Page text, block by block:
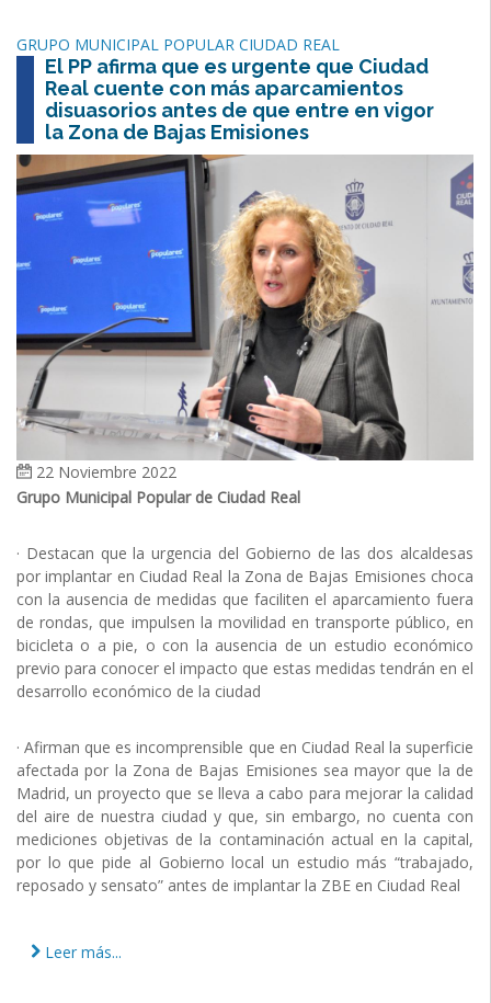
GRUPO MUNICIPAL POPULAR CIUDAD REAL
El PP afirma que es urgente que Ciudad
Real cuente con más aparcamientos
disuasorios antes de que entre en vigor
la Zona de Bajas Emisiones
22 Noviembre 2022
Grupo Municipal Popular de Ciudad Real
· Destacan que la urgencia del Gobierno de las dos alcaldesas
por implantar en Ciudad Real la Zona de Bajas Emisiones choca
con la ausencia de medidas que faciliten el aparcamiento fuera
de rondas, que impulsen la movilidad en transporte público, en
bicicleta o a pie, o con la ausencia de un estudio económico
previo para conocer el impacto que estas medidas tendrán en el
desarrollo económico de la ciudad
· Afirman que es incomprensible que en Ciudad Real la superficie
afectada por la Zona de Bajas Emisiones sea mayor que la de
Madrid, un proyecto que se lleva a cabo para mejorar la calidad
del aire de nuestra ciudad y que, sin embargo, no cuenta con
mediciones objetivas de la contaminación actual en la capital,
por lo que pide al Gobierno local un estudio más “trabajado,
reposado y sensato” antes de implantar la ZBE en Ciudad Real
Leer más...